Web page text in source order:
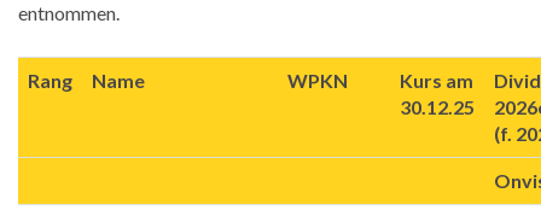
entnommen.
Rang Name WPKN
Kurs am
30.12.25
(f.